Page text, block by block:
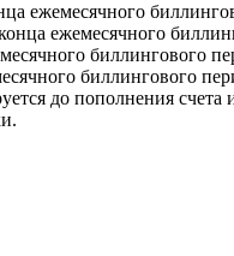
ежемесячного
ежемесячного
биллингового
биллингового
до пополнения